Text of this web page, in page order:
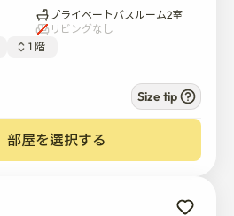
い4階建ての建物です。
号室までです。
るので、重い荷物を持つテナン
約1~3回のフライトしかありませ
プライベートバスルーム2室
リビングなし
1 階
Size tip
部屋を選択する